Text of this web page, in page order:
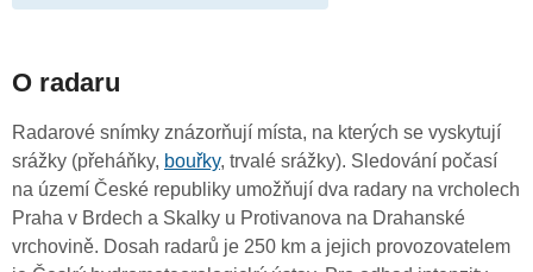
O radaru
Radarové snímky znázorňují místa, na kterých se vyskytují
srážky (přeháňky, bouřky, trvalé srážky). Sledování počasí
na území České republiky umožňují dva radary na vrcholech
Praha v Brdech a Skalky u Protivanova na Drahanské
vrchovině. Dosah radarů je 250 km a jejich provozovatelem